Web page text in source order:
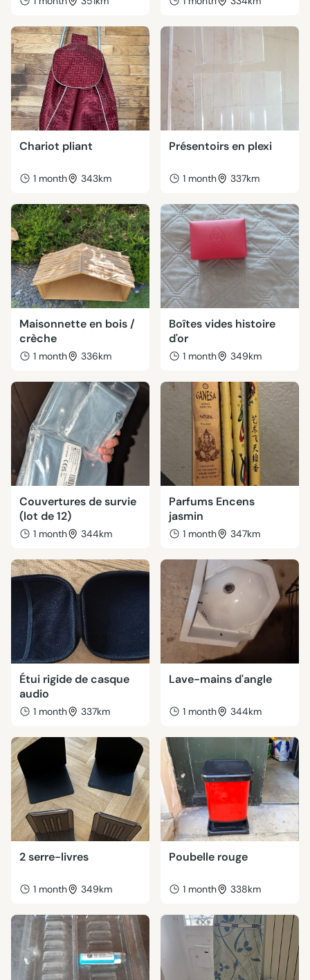
Chariot pliant
1 month 343km
Présentoirs en plexi
1 month 337km
Maisonnette en bois /
crèche
1 month 336km
Boîtes vides histoire
d'or
1 month 349km
Couvertures de survie
(lot de 12)
1 month 344km
Parfums Encens
jasmin
1 month 347km
Étui rigide de casque
audio
1 month 337km
Lave-mains d'angle
1 month 344km
2 serre-livres
1 month 349km
Poubelle rouge
1 month 338km